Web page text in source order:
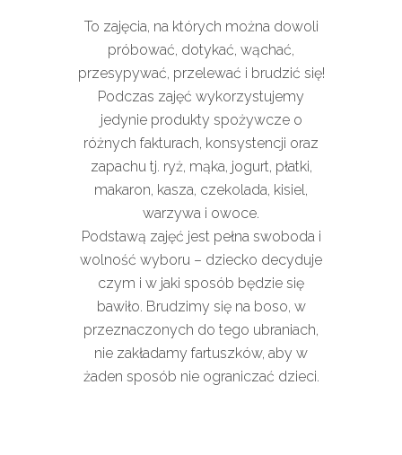
To zajęcia, na których można dowoli
próbować, dotykać, wąchać,
przesypywać, przelewać i brudzić się!
Podczas zajęć wykorzystujemy
jedynie produkty spożywcze o
różnych fakturach, konsystencji oraz
zapachu tj. ryż, mąka, jogurt, płatki,
makaron, kasza, czekolada, kisiel,
warzywa i owoce.
Podstawą zajęć jest pełna swoboda i
wolność wyboru – dziecko decyduje
czym i w jaki sposób będzie się
bawiło. Brudzimy się na boso, w
przeznaczonych do tego ubraniach,
nie zakładamy fartuszków, aby w
żaden sposób nie ograniczać dzieci.